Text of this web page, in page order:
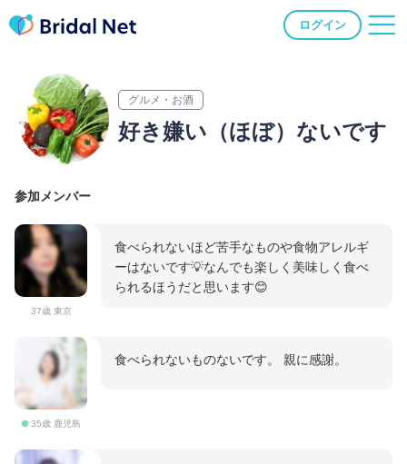
ログイン
グルメ・お酒
好き嫌い（ほぼ）ないです
参加メンバー
37歳 東京
食べられないほど苦手なものや食物アレルギ
ーはないです💡なんでも楽しく美味しく食べ
られるほうだと思います😊
35歳 鹿児島
食べられないものないです。 親に感謝。